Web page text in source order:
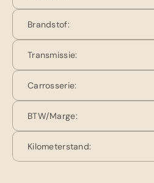
Brandstof:
Transmissie:
Carrosserie:
BTW/Marge:
Kilometerstand: